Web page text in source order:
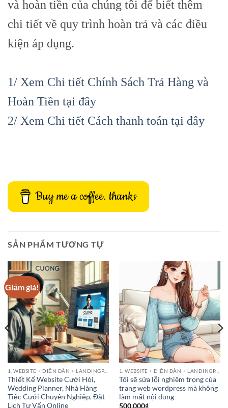
và hoàn tiền của chúng tôi để biết thêm
chi tiết về quy trình hoàn trả và các điều
kiện áp dụng.
1/ Xem Chi tiết Chính Sách Trả Hàng và
Hoàn Tiền tại đây
2/ Xem Chi tiết Cách thanh toán tại đây
Buy me a coffee. thanks
SẢN PHẨM TƯƠNG TỰ
Giảm giá!
1. WEBSITE + DIỄN ĐÀN + LANDINGPAGE
Thiết Kế Website Cưới Hỏi,
Wedding Planner, Nhà Hàng
Tiệc Cưới Chuyên Nghiệp, Đặt
Lịch Tư Vấn Online
1. WEBSITE + DIỄN ĐÀN + LANDINGPAGE
Tôi sẽ sửa lỗi nghiêm trọng của
trang web wordpress mà không
làm mất nội dung
500,000₫